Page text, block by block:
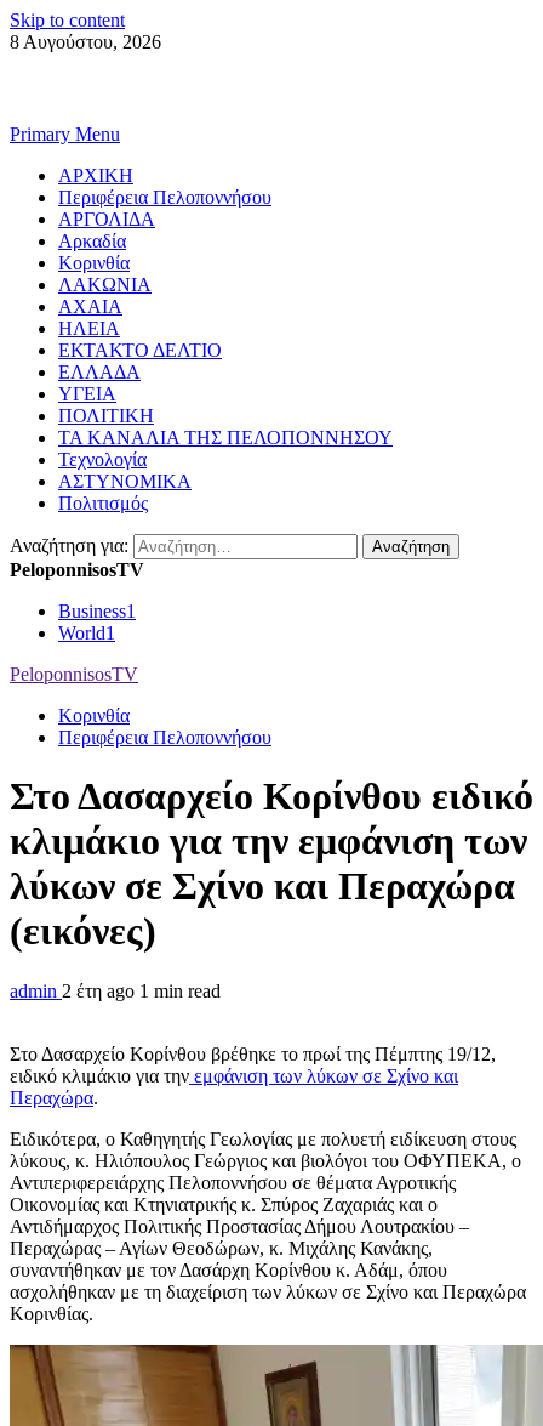
Skip to content
8 Αυγούστου, 2026
Primary Menu
ΑΡΧΙΚΗ
Περιφέρεια Πελοποννήσου
ΑΡΓΟΛΙΔΑ
Αρκαδία
Κορινθία
ΛΑΚΩΝΙΑ
ΑΧΑΙΑ
ΗΛΕΙΑ
ΕΚΤΑΚΤΟ ΔΕΛΤΙΟ
ΕΛΛΑΔΑ
ΥΓΕΙΑ
ΠΟΛΙΤΙΚΗ
ΤΑ ΚΑΝΑΛΙΑ ΤΗΣ ΠΕΛΟΠΟΝΝΗΣΟΥ
Τεχνολογία
ΑΣΤΥΝΟΜΙΚΑ
Πολιτισμός
Αναζήτηση για:
PeloponnisosTV
Business1
World1
PeloponnisosTV
Κορινθία
Περιφέρεια Πελοποννήσου
Στο Δασαρχείο Κορίνθου ειδικό
κλιμάκιο για την εμφάνιση των
λύκων σε Σχίνο και Περαχώρα
(εικόνες)
admin 2 έτη ago 1 min read
Στο Δασαρχείο Κορίνθου βρέθηκε το πρωί της Πέμπτης 19/12,
ειδικό κλιμάκιο για την εμφάνιση των λύκων σε Σχίνο και
Περαχώρα.
Ειδικότερα, ο Καθηγητής Γεωλογίας με πολυετή ειδίκευση στους
λύκους, κ. Ηλιόπουλος Γεώργιος και βιολόγοι του ΟΦΥΠΕΚΑ, ο
Αντιπεριφερειάρχης Πελοποννήσου σε θέματα Αγροτικής
Οικονομίας και Κτηνιατρικής κ. Σπύρος Ζαχαριάς και ο
Αντιδήμαρχος Πολιτικής Προστασίας Δήμου Λουτρακίου –
Περαχώρας – Αγίων Θεοδώρων, κ. Μιχάλης Κανάκης,
συναντήθηκαν με τον Δασάρχη Κορίνθου κ. Αδάμ, όπου
ασχολήθηκαν με τη διαχείριση των λύκων σε Σχίνο και Περαχώρα
Κορινθίας.